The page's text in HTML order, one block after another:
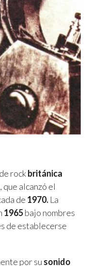
de rockbritánica
, que alcanzó el
de 1970. La
1965bajo nombres
de establecerse
por su sonido